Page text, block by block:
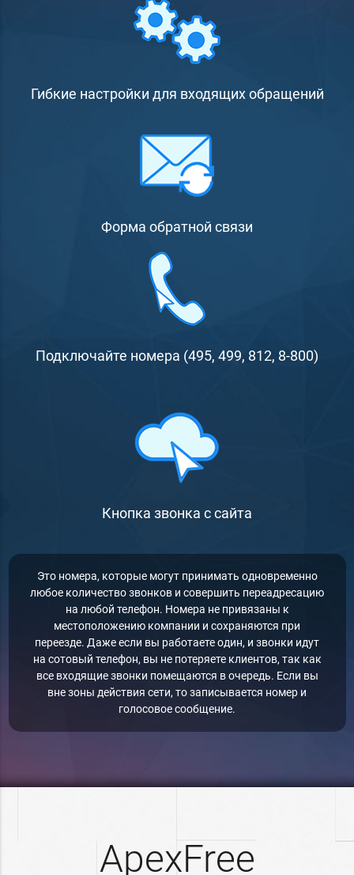
Гибкие настройки для входящих обращений
Форма обратной связи
Подключайте номера (495, 499, 812, 8-800)
Кнопка звонка с сайта
Это номера, которые могут принимать одновременно
любое количество звонков и совершить переадресацию
на любой телефон. Номера не привязаны к
местоположению компании и сохраняются при
переезде. Даже если вы работаете один, и звонки идут
на сотовый телефон, вы не потеряете клиентов, так как
все входящие звонки помещаются в очередь. Если вы
вне зоны действия сети, то записывается номер и
голосовое сообщение.
ApexFree